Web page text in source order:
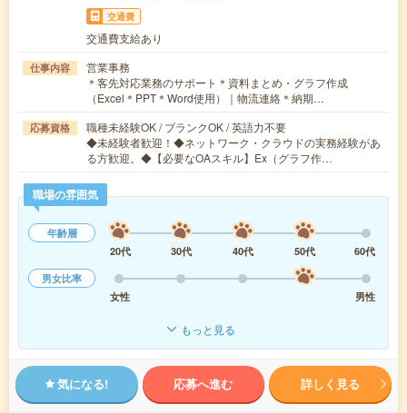
交通費
交通費支給あり
仕事内容
営業事務
＊客先対応業務のサポート＊資料まとめ・グラフ作成
（Excel＊PPT＊Word使用）｜物流連絡＊納期…
応募資格
職種未経験OK / ブランクOK / 英語力不要
◆未経験者歓迎！◆ネットワーク・クラウドの実務経験があ
る方歓迎。◆【必要なOAスキル】Ex（グラフ作…
職場の雰囲気
年齢層
20代
30代 40代 50代
60代
男女比率
女性
男性
もっと見る
気になる! 応募へ進む 詳しく見る